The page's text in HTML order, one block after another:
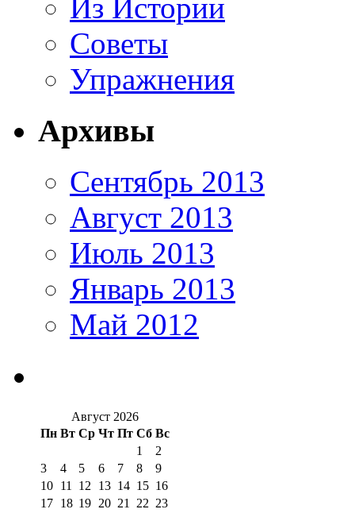
Из Истории
Советы
Упражнения
Архивы
Сентябрь 2013
Август 2013
Июль 2013
Январь 2013
Май 2012
Август 2026
Пн Вт Ср Чт Пт Сб Вс
1
2
3
4 5 6 7 8
9
10 11 12 13 14 15 16
17 18 19 20 21 22 23